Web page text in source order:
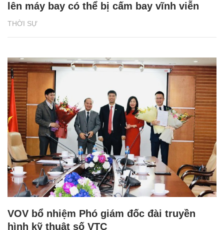
THỜI SỰ
lên máy bay có thể bị cấm bay vĩnh viễn
VOV bổ nhiệm Phó giám đốc đài truyền
hình kỹ thuật số VTC